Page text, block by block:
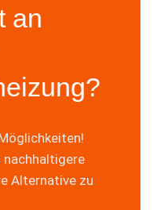
an
nachhaltigere
Alternative zu
unseren
anderen
Holz.